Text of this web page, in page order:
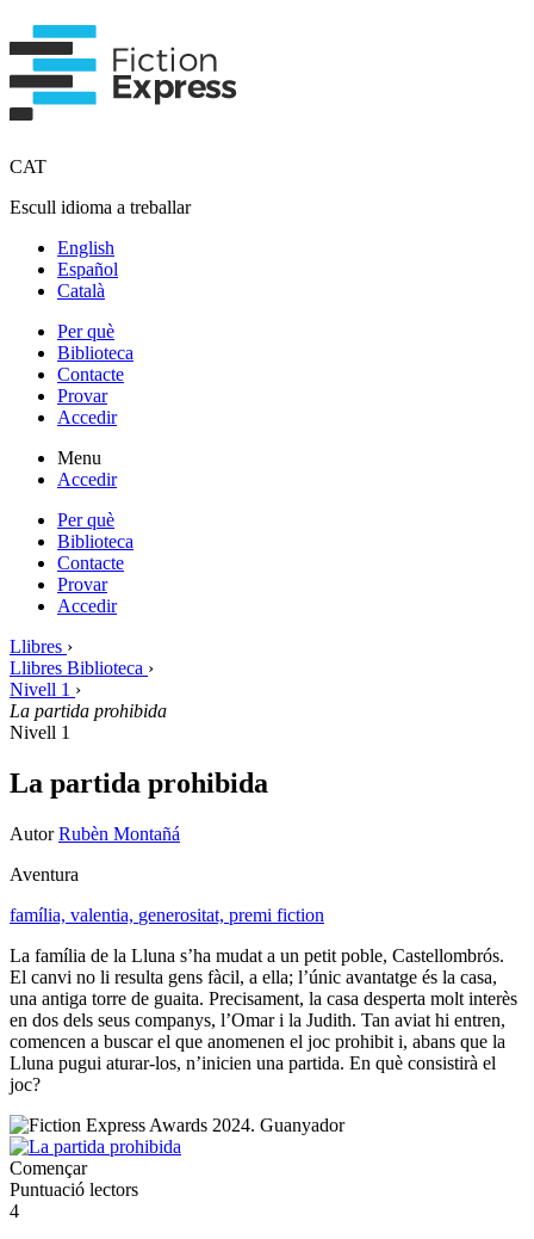
CAT
Escull idioma a treballar
English
Español
Català
Per què
Biblioteca
Contacte
Provar
Accedir
Menu
Accedir
Per què
Biblioteca
Contacte
Provar
Accedir
Llibres ›
Llibres Biblioteca ›
Nivell 1 ›
La partida prohibida
Nivell 1
La partida prohibida
AutorRubèn Montañá
Aventura
família, valentia, generositat, premi fiction
La família de la Lluna s’ha mudat a un petit poble, Castellombrós.
El canvi no li resulta gens fàcil, a ella; l’únic avantatge és la casa,
una antiga torre de guaita. Precisament, la casa desperta molt interès
en dos dels seus companys, l’Omar i la Judith. Tan aviat hi entren,
comencen a buscar el que anomenen el joc prohibit i, abans que la
Lluna pugui aturar-los, n’inicien una partida. En què consistirà el
joc?
Començar
Puntuació lectors
4